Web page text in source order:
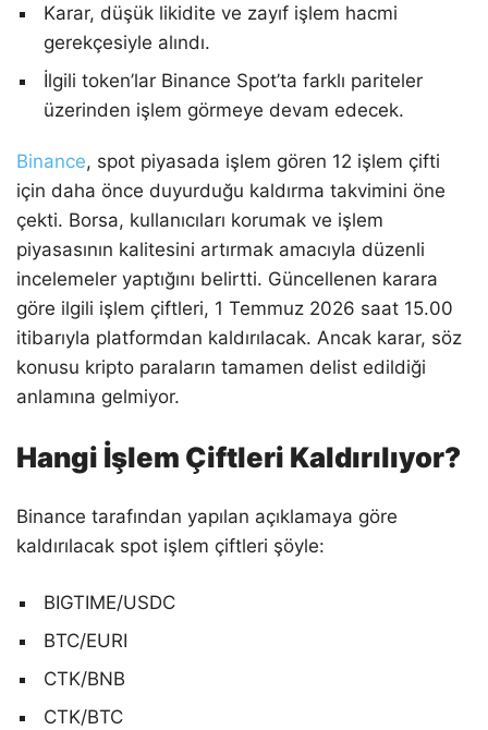
Karar, düşük likidite ve zayıf işlem hacmi
gerekçesiyle alındı.
İlgili token’lar Binance Spot’ta farklı pariteler
üzerinden işlem görmeye devam edecek.
Binance, spot piyasada işlem gören 12 işlem çifti
için daha önce duyurduğu kaldırma takvimini öne
çekti. Borsa, kullanıcıları korumak ve işlem
piyasasının kalitesini artırmak amacıyla düzenli
incelemeler yaptığını belirtti. Güncellenen karara
göre ilgili işlem çiftleri, 1 Temmuz 2026 saat 15.00
itibarıyla platformdan kaldırılacak. Ancak karar, söz
konusu kripto paraların tamamen delist edildiği
anlamına gelmiyor.
Hangi İşlem Çiftleri Kaldırılıyor?
Binance tarafından yapılan açıklamaya göre
kaldırılacak spot işlem çiftleri şöyle:
BIGTIME/USDC
BTC/EURI
CTK/BNB
CTK/BTC